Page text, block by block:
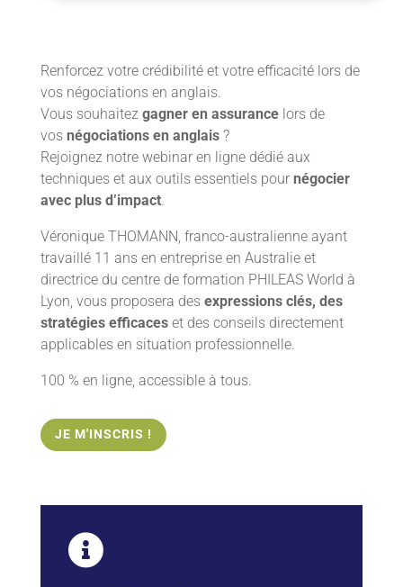
Renforcez votre crédibilité et votre efficacité lors de
vos négociations en anglais.
Vous souhaitez gagner en assurancelors de
vos négociations en anglais?
Rejoignez notre webinar en ligne dédié aux
techniques et aux outils essentiels pour négocier
avec plus d’impact.
Véronique THOMANN, franco-australienne ayant
travaillé 11 ans en entreprise en Australie et
directrice du centre de formation PHILEAS World à
Lyon, vous proposera des expressions clés, des
stratégies efficaceset des conseils directement
applicables en situation professionnelle.
100 % en ligne, accessible à tous.
JE M'INSCRIS !
